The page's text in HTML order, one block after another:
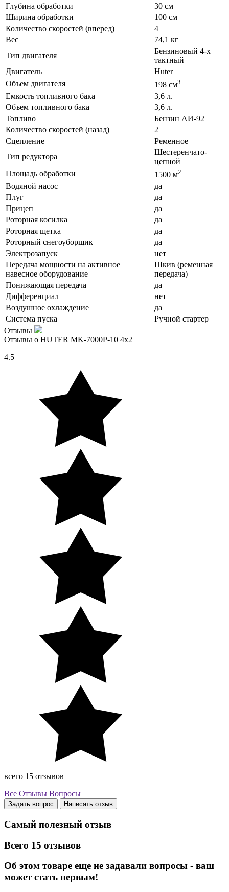
Глубина обработки
30 см
Ширина обработки
100 см
Количество скоростей (вперед)
4
Вес
74,1 кг
Тип двигателя
Бензиновый 4-х
тактный
Двигатель
Huter
Объем двигателя
198 см3
Емкость топливного бака
3,6 л.
Объем топливного бака
3,6 л.
Топливо
Бензин АИ-92
Количество скоростей (назад)
2
Сцепление
Ременное
Тип редуктора
Шестеренчато-
цепной
Площадь обработки
1500 м2
Водяной насос
да
Плуг
да
Прицеп
да
Роторная косилка
да
Роторная щетка
да
Роторный снегоуборщик
да
Электрозапуск
нет
Передача мощности на активное
навесное оборудование
Шкив (ременная
передача)
Понижающая передача
да
Дифференциал
нет
Воздушное охлаждение
да
Система пуска
Ручной стартер
Отзывы
Отзывы о HUTER MK-7000P-10 4x2
4.5
всего 15 отзывов
Все Отзывы Вопросы
Задать вопрос Написать отзыв
Самый полезный отзыв
Всего 15 отзывов
Об этом товаре еще не задавали вопросы - ваш
может стать первым!